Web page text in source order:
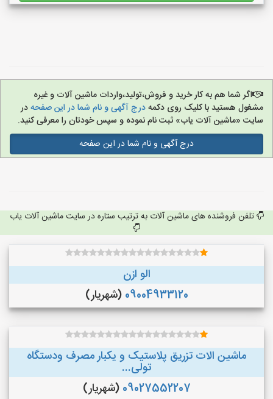
اگر شما هم به کار خرید و فروش،تولید،واردات ماشین آلات و غیره
مشغول هستید با کلیک روی دکمهدرج آگهی و نام شما در این صفحهدر
سایت «ماشین آلات یاب» ثبت نام نموده و سپس خودتان را معرفی کنید.
درج آگهی و نام شما در این صفحه
تلفن فروشنده های ماشین آلات به ترتیب ستاره در سایت ماشین آلات یاب
الو ازن
09004933120 (شهریار)
ماشین الات تزریق پلاستیک و یکبار مصرف ودستگاه
تولی...
09027552207 (شهریار)